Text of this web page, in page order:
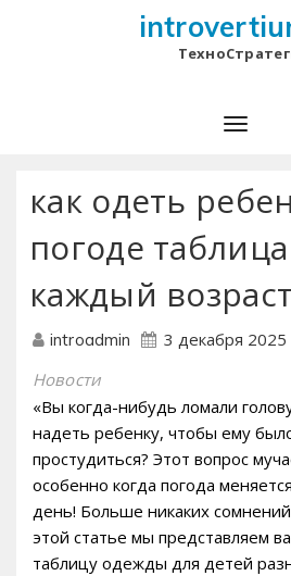
как одеть
погоде
каждый возраст
introadmin 3 декабря 2025
Новости
«Вы когда-нибудь ломали
надеть ребенку, чтобы ему
простудиться? Этот вопрос
особенно когда погода
день! Больше никаких
этой статье мы представляем
таблицу одежды для детей